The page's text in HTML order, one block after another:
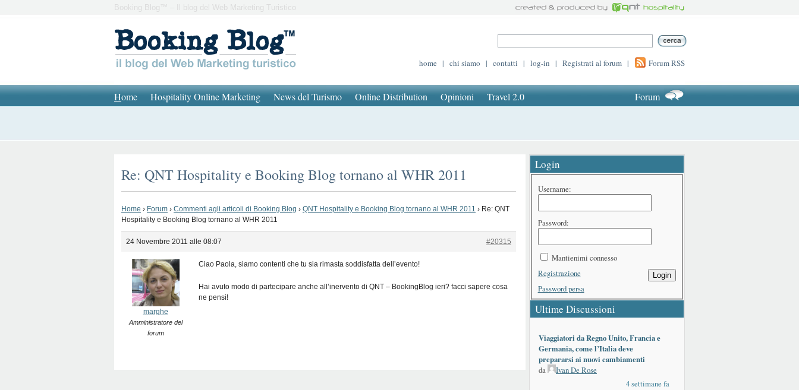
Booking Blog™ – Il blog del Web Marketing Turistico
home | chi siamo | contatti | log-in | Registrati al forum | Forum RSS
Home Hospitality Online Marketing News del Turismo Online Distribution Opinioni Travel 2.0 Forum
Re: QNT Hospitality e Booking Blog tornano al WHR 2011
Home › Forum › Commenti agli articoli di Booking Blog › QNT Hospitality e Booking Blog tornano al WHR 2011 › Re: QNT
Hospitality e Booking Blog tornano al WHR 2011
24 Novembre 2011 alle 08:07 #20315
marghe
Amministratore del
forum
Ciao Paola, siamo contenti che tu sia rimasta soddisfatta dell’evento!
Hai avuto modo di partecipare anche all’inervento di QNT – BookingBlog ieri? facci sapere cosa
ne pensi!
Login
Username:
Password:
Mantienimi connesso
Login
Registrazione
Password persa
Ultime Discussioni
Viaggiatori da Regno Unito, Francia e
Germania, come l’Italia deve
prepararsi ai nuovi cambiamenti
da
Ivan De Rose
4 settimane fa